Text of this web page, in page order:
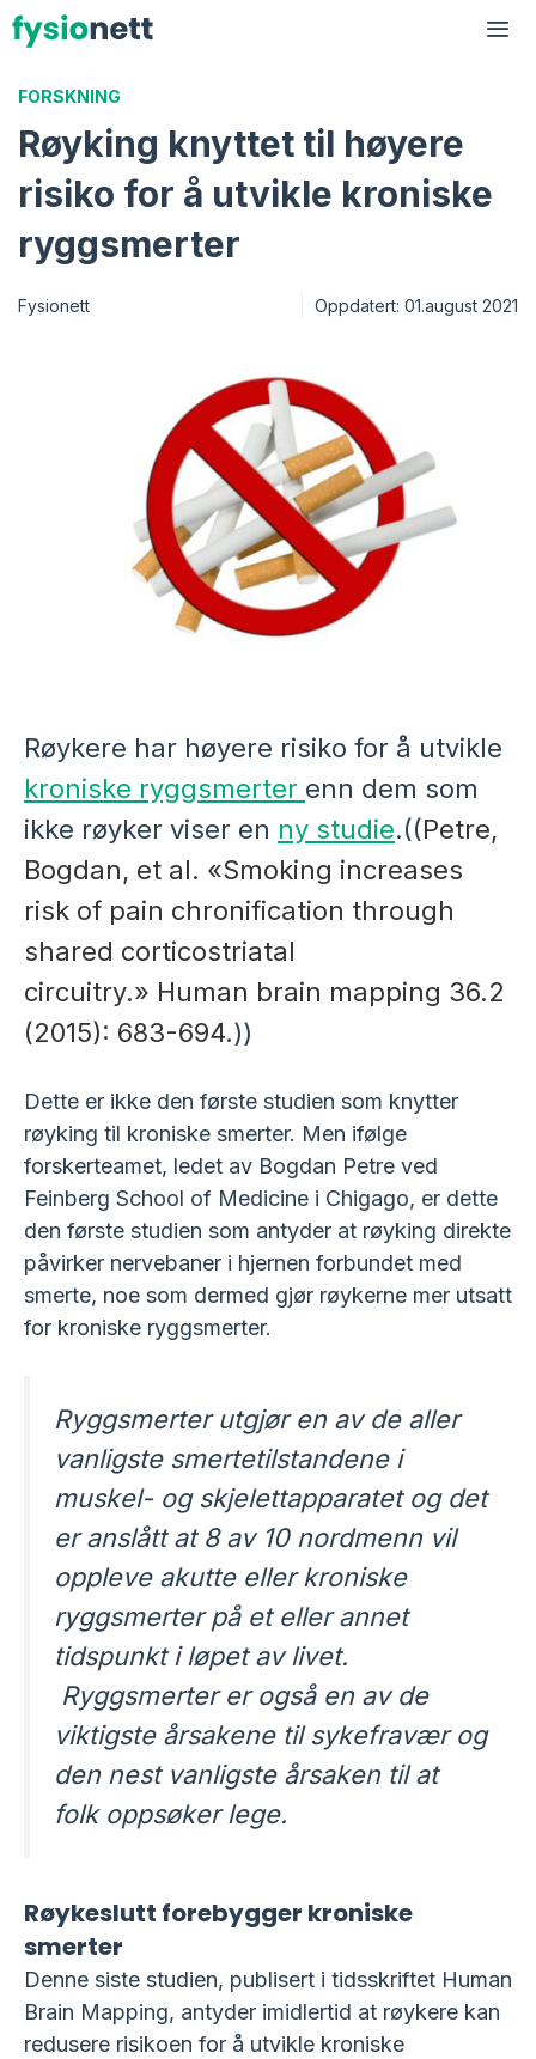
Hopp
til
FORSKNING
Røyking knyttet til høyere
risiko for å utvikle kroniske
ryggsmerter
Fysionett Oppdatert: 01.august 2021
Røykere har høyere risiko for å utvikle
kroniske ryggsmerter enn dem som
ikke røyker viser en ny studie.((Petre,
Bogdan, et al. «Smoking increases
risk of pain chronification through
shared corticostriatal
circuitry.» Human brain mapping 36.2
(2015): 683-694.))
Dette er ikke den første studien som knytter
røyking til kroniske smerter. Men ifølge
forskerteamet, ledet av Bogdan Petre ved
Feinberg School of Medicine i Chigago, er dette
den første studien som antyder at røyking direkte
påvirker nervebaner i hjernen forbundet med
smerte, noe som dermed gjør røykerne mer utsatt
for kroniske ryggsmerter.
Ryggsmerter utgjør en av de aller
vanligste smertetilstandene i
muskel- og skjelettapparatet og det
er anslått at 8 av 10 nordmenn vil
oppleve akutte eller kroniske
ryggsmerter på et eller annet
tidspunkt i løpet av livet.
Ryggsmerter er også en av de
viktigste årsakene til sykefravær og
den nest vanligste årsaken til at
folk oppsøker lege.
Røykeslutt forebygger kroniske
smerter
Denne siste studien, publisert i tidsskriftet Human
Brain Mapping, antyder imidlertid at røykere kan
redusere risikoen for å utvikle kroniske